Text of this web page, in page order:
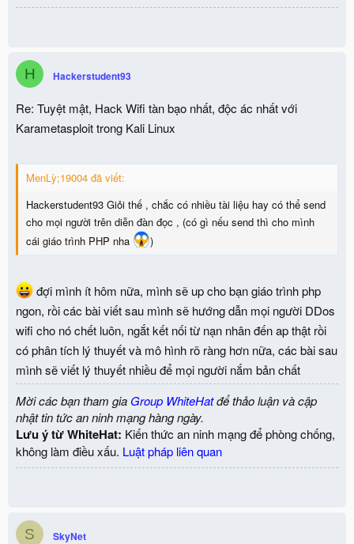
H Hackerstudent93
Re: Tuyệt mật, Hack Wifi tàn bạo nhất, độc ác nhất với
Karametasploit trong Kali Linux
MenLỳ;19004 đã viết:
Hackerstudent93 Giỏi thế , chắc có nhiều tài liệu hay có thể send
cho mọi người trên diễn đàn đọc , (có gì nếu send thì cho mình
cái giáo trình PHP nha
)
đợi mình ít hôm nữa, mình sẽ up cho bạn giáo trình php
ngon, rồi các bài viết sau mình sẽ hướng dẫn mọi người DDos
wifi cho nó chết luôn, ngắt kết nối từ nạn nhân đến ap thật rồi
có phân tích lý thuyết và mô hình rõ ràng hơn nữa, các bài sau
mình sẽ viết lý thuyết nhiều để mọi người nắm bản chất
Mời các bạn tham gia Group WhiteHatđể thảo luận và cập
nhật tin tức an ninh mạng hàng ngày.
Lưu ý từ WhiteHat: Kiến thức an ninh mạng để phòng chống,
không làm điều xấu. Luật pháp liên quan
S SkyNet